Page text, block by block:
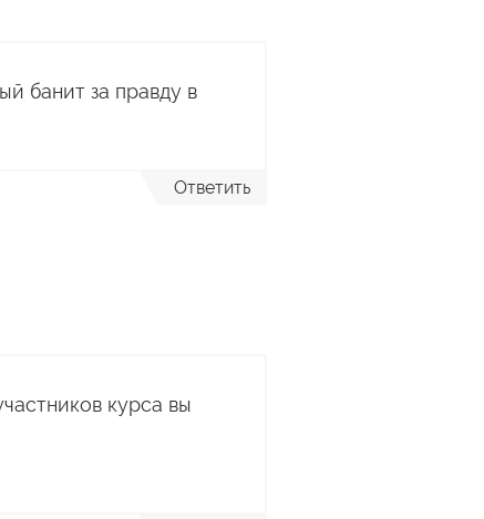
банит за правду в
Ответить
курса вы